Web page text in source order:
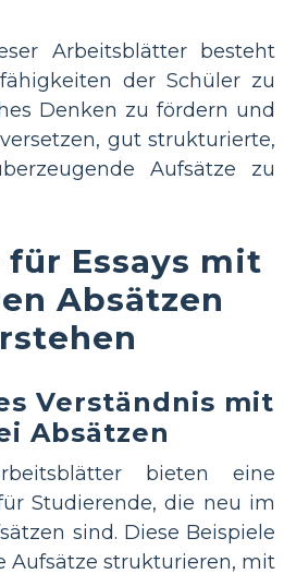
Arbeitsblätter besteht
der Schüler zu
Denken zu fördern und
gut strukturierte,
Aufsätze zu
Essays mit
Absätzen
Verständnis mit
Absätzen
bieten eine
Studierende, die neu im
sind. Diese Beispiele
Aufsätze strukturieren, mit